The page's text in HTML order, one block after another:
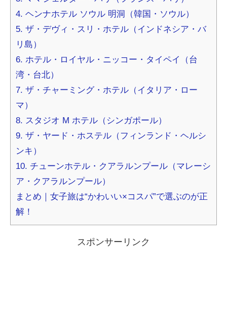
4. ヘンナホテル ソウル 明洞（韓国・ソウル）
5. ザ・デヴィ・スリ・ホテル（インドネシア・バ
リ島）
6. ホテル・ロイヤル・ニッコー・タイペイ（台
湾・台北）
7. ザ・チャーミング・ホテル（イタリア・ロー
マ）
8. スタジオ M ホテル（シンガポール）
9. ザ・ヤード・ホステル（フィンランド・ヘルシ
ンキ）
10. チューンホテル・クアラルンプール（マレーシ
ア・クアラルンプール）
まとめ｜女子旅は“かわいい×コスパ”で選ぶのが正
解！
スポンサーリンク